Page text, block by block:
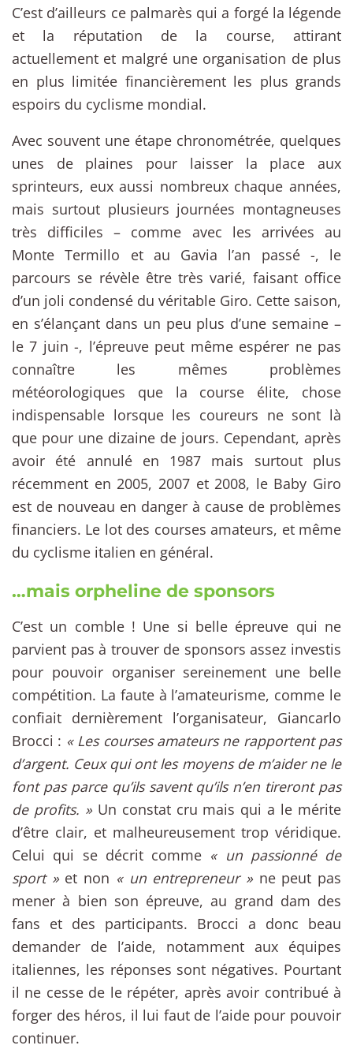
C’est d’ailleurs ce palmarès qui a forgé la légende
et la réputation de la course, attirant
actuellement et malgré une organisation de plus
en plus limitée financièrement les plus grands
espoirs du cyclisme mondial.
Avec souvent une étape chronométrée, quelques
unes de plaines pour laisser la place aux
sprinteurs, eux aussi nombreux chaque années,
mais surtout plusieurs journées montagneuses
très difficiles – comme avec les arrivées au
Monte Termillo et au Gavia l’an passé -, le
parcours se révèle être très varié, faisant office
d’un joli condensé du véritable Giro. Cette saison,
en s’élançant dans un peu plus d’une semaine –
le 7 juin -, l’épreuve peut même espérer ne pas
connaître les mêmes problèmes
météorologiques que la course élite, chose
indispensable lorsque les coureurs ne sont là
que pour une dizaine de jours. Cependant, après
avoir été annulé en 1987 mais surtout plus
récemment en 2005, 2007 et 2008, le Baby Giro
est de nouveau en danger à cause de problèmes
financiers. Le lot des courses amateurs, et même
du cyclisme italien en général.
…mais orpheline de sponsors
C’est un comble ! Une si belle épreuve qui ne
parvient pas à trouver de sponsors assez investis
pour pouvoir organiser sereinement une belle
compétition. La faute à l’amateurisme, comme le
confiait dernièrement l’organisateur, Giancarlo
Brocci : « Les courses amateurs ne rapportent pas
d’argent. Ceux qui ont les moyens de m’aider ne le
font pas parce qu’ils savent qu’ils n’en tireront pas
de profits. »Un constat cru mais qui a le mérite
d’être clair, et malheureusement trop véridique.
Celui qui se décrit comme « un passionné de
sport »et non « un entrepreneur »ne peut pas
mener à bien son épreuve, au grand dam des
fans et des participants. Brocci a donc beau
demander de l’aide, notamment aux équipes
italiennes, les réponses sont négatives. Pourtant
il ne cesse de le répéter, après avoir contribué à
forger des héros, il lui faut de l’aide pour pouvoir
continuer.